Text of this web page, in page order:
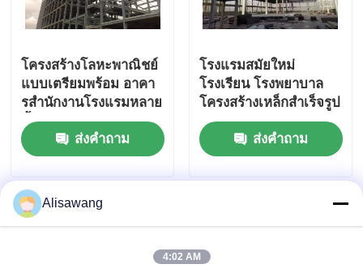
โครงสร้างโลหะพาณิชย์
แบบเตรียมพร้อม อาคา
รสํานักงานโรงแรมหลาย
ชั้น
ส่งคำถาม
โรงแรมสมัยใหม่
โรงเรียน โรงพยาบาล
โครงสร้างเหล็กสำเร็จรูป
อาคารสูง
ส่งคำถาม
Alisawang
4:02 AM